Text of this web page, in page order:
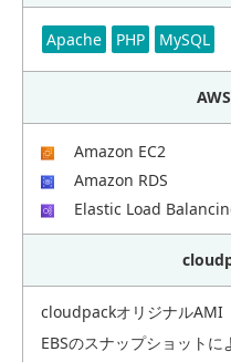
Apache PHP MySQL
Amazon EC2
Amazon RDS
Elastic Load
cloudpackオリジナルAMI
EBSのスナップショット